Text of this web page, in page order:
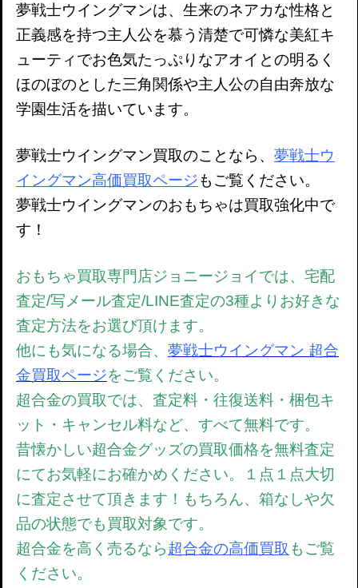
夢戦士ウイングマンは、生来のネアカな性格と
正義感を持つ主人公を慕う清楚で可憐な美紅キ
ューティでお色気たっぷりなアオイとの明るく
ほのぼのとした三角関係や主人公の自由奔放な
学園生活を描いています。
夢戦士ウイングマン買取のことなら、 夢戦士ウ
イングマン高価買取ページもご覧ください。
夢戦士ウイングマンのおもちゃは買取強化中で
す！
おもちゃ買取専門店ジョニージョイでは、宅配
査定/写メール査定/LINE査定の3種よりお好きな
査定方法をお選び頂けます。
他にも気になる場合、 夢戦士ウイングマン 超合
金買取ページをご覧ください。
超合金の買取では、査定料・往復送料・梱包キ
ット・キャンセル料など、すべて無料です。
昔懐かしい超合金グッズの買取価格を無料査定
にてお気軽にお確かめください。１点１点大切
に査定させて頂きます！もちろん、箱なしや欠
品の状態でも買取対象です。
超合金を高く売るなら超合金の高価買取 もご覧
ください。